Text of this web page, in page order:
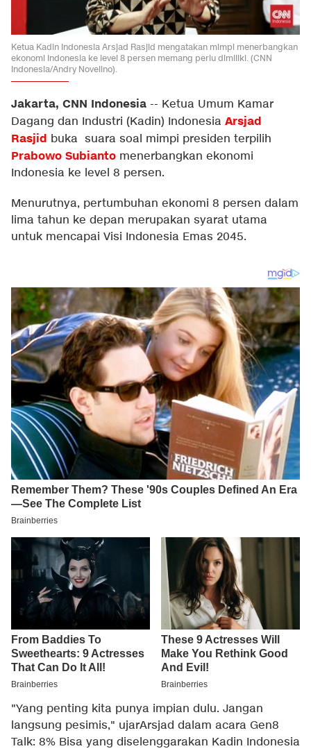
Ketua Kadin Indonesia Arsjad Rasjid mengatakan mimpi menerbangkan
ekonomi Indonesia ke level 8 persen memang perlu dimiliki. (CNN
Indonesia/Andry Novelino).
Jakarta, CNN Indonesia -- Ketua Umum Kamar
Dagang dan Industri (Kadin) Indonesia Arsjad
Rasjid buka suara soal mimpi presiden terpilih
Prabowo Subianto menerbangkan ekonomi
Indonesia ke level 8 persen.
Menurutnya, pertumbuhan ekonomi 8 persen dalam
lima tahun ke depan merupakan syarat utama
untuk mencapai Visi Indonesia Emas 2045.
"Yang penting kita punya impian dulu. Jangan
langsung pesimis," ujarArsjad dalam acara Gen8
Talk: 8% Bisa yang diselenggarakan Kadin Indonesia